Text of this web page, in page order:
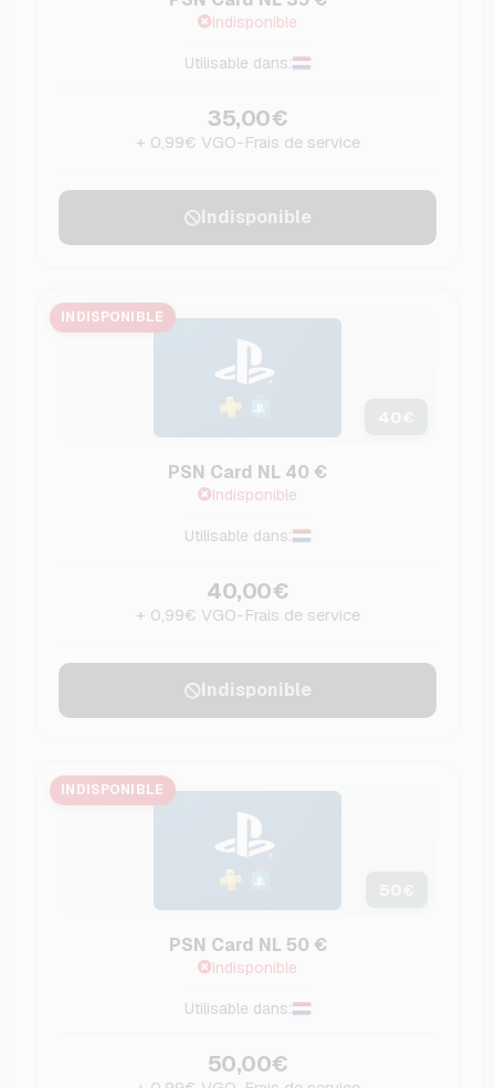
Indisponible
Utilisable dans:
35,00€
+ 0,99€ VGO-Frais de service
Indisponible
INDISPONIBLE
PSN Card NL 40 €
Indisponible
Utilisable dans:
40,00€
+ 0,99€ VGO-Frais de service
Indisponible
INDISPONIBLE
PSN Card NL 50 €
Indisponible
Utilisable dans:
50,00€